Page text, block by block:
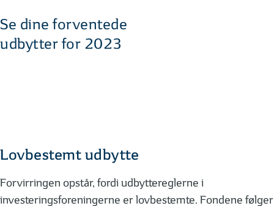
Se dine forventede
udbytter for 2023
Lovbestemt udbytte
Forvirringen opstår, fordi udbyttereglerne i
investeringsforeningerne er lovbestemte. Fondene følger